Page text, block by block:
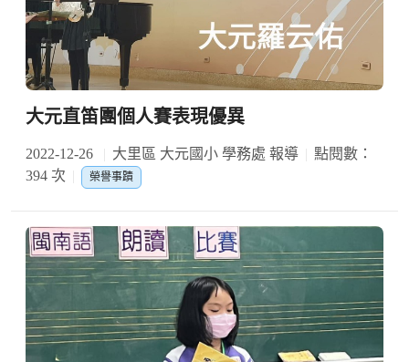
大元直笛團個人賽表現優異
2022-12-26 大里區 大元國小 學務處 報導
點閱數：
394 次
榮譽事蹟